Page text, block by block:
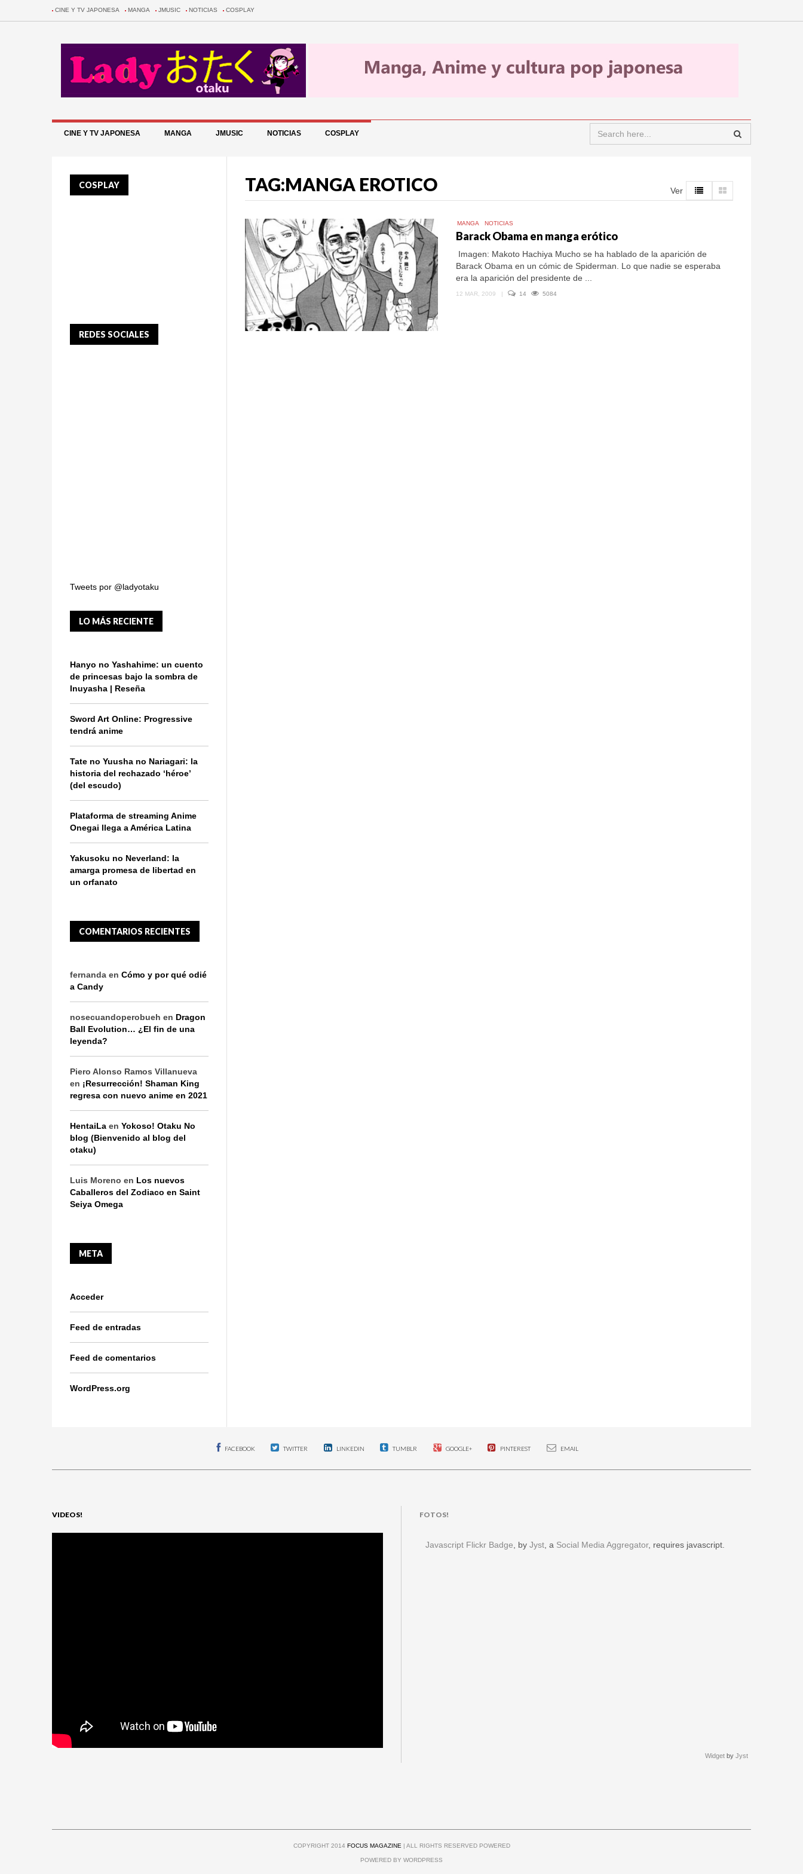
CINE Y TV JAPONESA MANGA JMUSIC NOTICIAS COSPLAY
CINE Y TV JAPONESA MANGA JMUSIC NOTICIAS COSPLAY
TAG:MANGA EROTICO Ver
MANGA NOTICIAS
Barack Obama en manga erótico
Imagen: Makoto Hachiya Mucho se ha hablado de la aparición de
Barack Obama en un cómic de Spiderman. Lo que nadie se esperaba
era la aparición del presidente de ...
12 MAR, 2009 | 14 5084
COSPLAY
REDES SOCIALES
Tweets por @ladyotaku
LO MÁS RECIENTE
Hanyo no Yashahime: un cuento
de princesas bajo la sombra de
Inuyasha | Reseña
Sword Art Online: Progressive
tendrá anime
Tate no Yuusha no Nariagari: la
historia del rechazado ‘héroe’
(del escudo)
Plataforma de streaming Anime
Onegai llega a América Latina
Yakusoku no Neverland: la
amarga promesa de libertad en
un orfanato
COMENTARIOS RECIENTES
fernanda en Cómo y por qué odié
a Candy
nosecuandoperobueh en Dragon
Ball Evolution… ¿El fin de una
leyenda?
Piero Alonso Ramos Villanueva
en ¡Resurrección! Shaman King
regresa con nuevo anime en 2021
HentaiLa en Yokoso! Otaku No
blog (Bienvenido al blog del
otaku)
Luis Moreno en Los nuevos
Caballeros del Zodiaco en Saint
Seiya Omega
META
Acceder
Feed de entradas
Feed de comentarios
WordPress.org
FACEBOOK TWITTER LINKEDIN TUMBLR GOOGLE+ PINTEREST EMAIL
VIDEOS! FOTOS!
Javascript Flickr Badge , by Jyst , a Social Media Aggregator, requires javascript.
Widget by Jyst
COPYRIGHT 2014 FOCUS MAGAZINE | ALL RIGHTS RESERVED POWERED
POWERED BY WORDPRESS